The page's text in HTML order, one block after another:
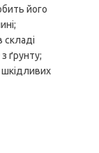
його
складі
ґрунту;
шкідливих